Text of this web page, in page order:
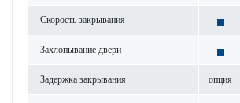
Скор­ость закрывания
Захлопывание двери
Задержка закрывания опция